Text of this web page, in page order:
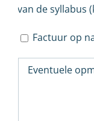
van de syllabus
Factuur op